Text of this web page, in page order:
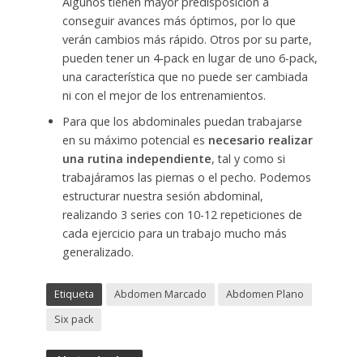
conseguir avances más óptimos, por lo que
verán cambios más rápido. Otros por su parte,
pueden tener un 4-pack en lugar de uno 6-pack,
una característica que no puede ser cambiada
ni con el mejor de los entrenamientos.
Para que los abdominales puedan trabajarse
en su máximo potencial es necesario realizar
una rutina independiente, tal y como si
trabajáramos las piernas o el pecho. Podemos
estructurar nuestra sesión abdominal,
realizando 3 series con 10-12 repeticiones de
cada ejercicio para un trabajo mucho más
generalizado.
Etiqueta Abdomen Marcado
Abdomen Plano
Six pack